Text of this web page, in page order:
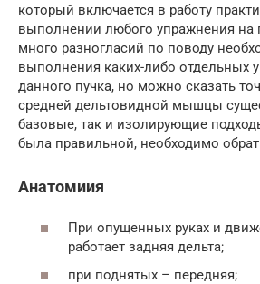
который включается в работу
выполнении любого упражнения на
много разногласий по поводу
выполнения каких-либо отдельных
данного пучка, но можно сказать
средней дельтовидной мышцы
базовые, так и изолирующие
была правильной, необходимо
Анатомиия
При опущенных руках и
работает задняя дельта;
при поднятых – передняя;